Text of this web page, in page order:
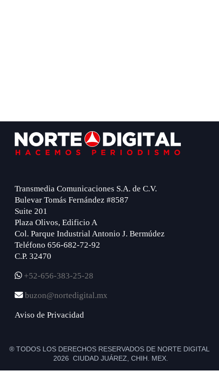
Footer
Transmedia Comunicaciones S.A. de C.V.
Bulevar Tomás Fernández #8587
Suite 201
Plaza Olivos, Edificio A
Col. Parque Industrial Antonio J. Bermúdez
Teléfono 656-682-72-92
C.P. 32470
+52-656-383-25-28
buzon@nortedigital.mx
Aviso de Privacidad
® TODOS LOS DERECHOS RESERVADOS DE NORTE DIGITAL
2026 CIUDAD JUÁREZ, CHIH. MEX.